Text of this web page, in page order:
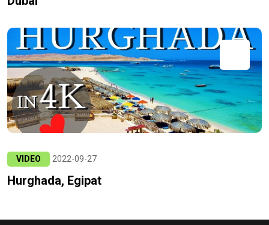
VIDEO 2022-09-27
Hurghada, Egipat